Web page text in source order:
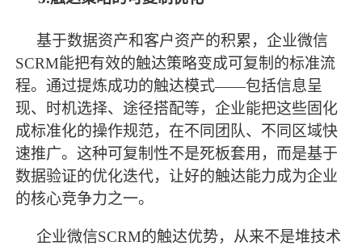
基于数据资产和客户资产的积累，企业微信
SCRM能把有效的触达策略变成可复制的标准流
程。通过提炼成功的触达模式——包括信息呈
现、时机选择、途径搭配等，企业能把这些固化
成标准化的操作规范，在不同团队、不同区域快
速推广。这种可复制性不是死板套用，而是基于
数据验证的优化迭代，让好的触达能力成为企业
的核心竞争力之一。
企业微信SCRM的触达优势，从来不是堆技术